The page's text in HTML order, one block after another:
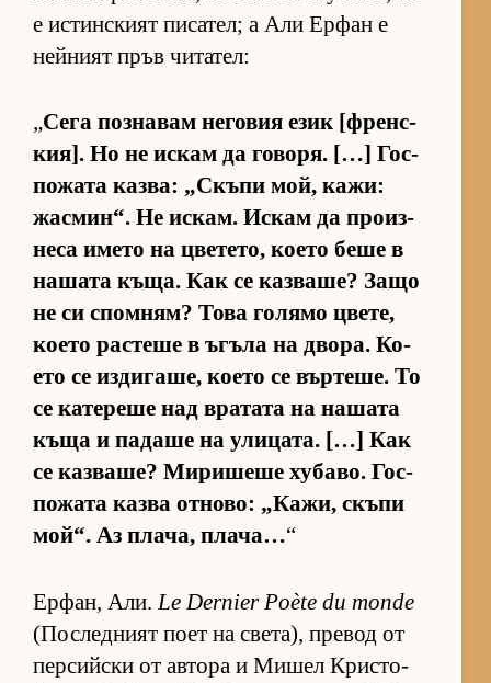
е ис­тин­с­кият пи­са­тел; а Али Ер­фан е
ней­ният пръв чи­та­тел:
„Сега поз­на­вам не­го­вия език [френ­с­
ки­я]. Но не ис­кам да го­во­ря. […] Гос­
по­жата каз­ва: „Скъпи мой, ка­жи:
жас­мин“. Не ис­кам. Ис­кам да про­из­
неса името на цве­те­то, ко­ето беше в
на­шата къ­ща. Как се каз­ва­ше? Защо
не си спом­ням? Това го­лямо цве­те,
ко­ето рас­теше в ъгъла на дво­ра. Ко­
ето се из­ди­га­ше, ко­ето се вър­те­ше. То
се ка­те­реше над вра­тата на на­шата
къща и па­даше на ули­ца­та. […] Как
се каз­ва­ше? Ми­ри­шеше ху­ба­во. Гос­
по­жата казва от­но­во: „Ка­жи, скъпи
мой“. Аз пла­ча, пла­ча…“
Ер­фан, Али.Le Dernier Poète du monde
(Пос­лед­ният поет на све­та), пре­вод от
пер­сийски от ав­тора и Ми­шел Крис­то­